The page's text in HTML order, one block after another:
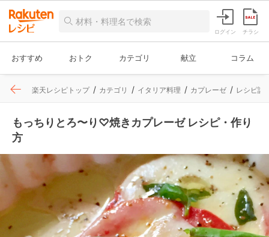
ログイン チラシ
おすすめ おトク カテゴリ 献立 コラム
楽天レシピトップ カテゴリ イタリア料理 カプレーゼ レシピ詳
もっちりとろ〜り♡焼きカプレーゼ レシピ・作り
方